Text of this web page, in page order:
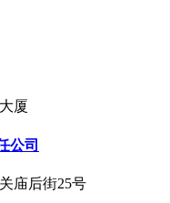
厦
公司
庙后街25号